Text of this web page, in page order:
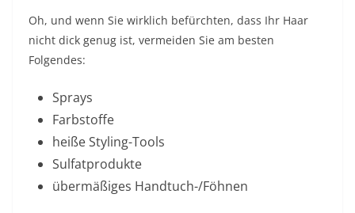
Oh, und wenn Sie wirklich befürchten, dass Ihr Haar
nicht dick genug ist, vermeiden Sie am besten
Folgendes:
Sprays
Farbstoffe
heiße Styling-Tools
Sulfatprodukte
übermäßiges Handtuch-/Föhnen